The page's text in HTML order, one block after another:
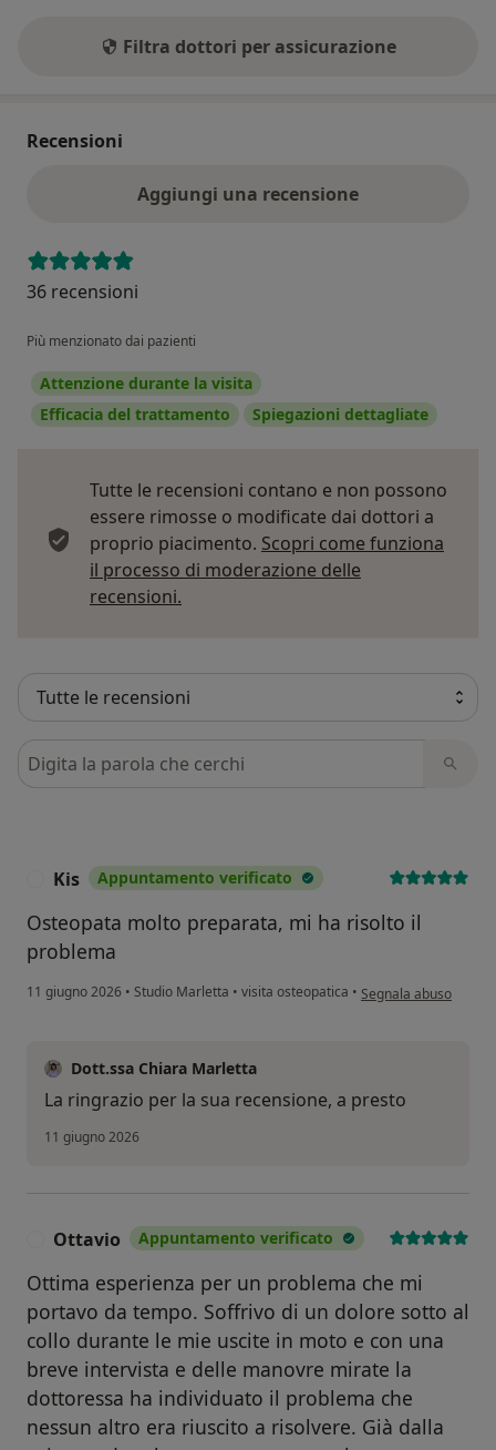
Filtra dottori per assicurazione
Recensioni
Aggiungi una recensione
36 recensioni
Più menzionato dai pazienti
Attenzione durante la visita
Efficacia del trattamento
Spiegazioni dettagliate
Tutte le recensioni contano e non possono
essere rimosse o modificate dai dottori a
proprio piacimento. Scopri come funziona
il processo di moderazione delle
recensioni.
Cerca nelle recensioni
Kis Appuntamento verificato
Osteopata molto preparata, mi ha risolto il
problema
11 giugno 2026 • Studio Marletta • visita osteopatica • secondo l'opinione
Segnala abuso
Dott.ssa Chiara Marletta
La ringrazio per la sua recensione, a presto
11 giugno 2026
Ottavio Appuntamento verificato
Ottima esperienza per un problema che mi
portavo da tempo. Soffrivo di un dolore sotto al
collo durante le mie uscite in moto e con una
breve intervista e delle manovre mirate la
dottoressa ha individuato il problema che
nessun altro era riuscito a risolvere. Già dalla